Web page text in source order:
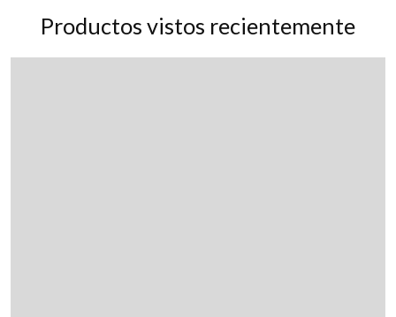
Productos vistos recientemente